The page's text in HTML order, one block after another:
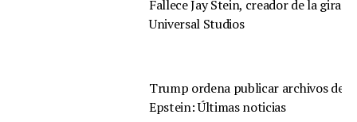
Fallece Jay Stein, creador de la gira de
Universal Studios
Trump ordena publicar archivos de
Epstein: Últimas noticias